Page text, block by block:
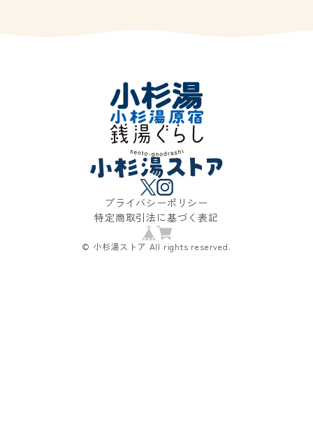
プライバシーポリシー
特定商取引法に基づく表記
© 小杉湯ストア All rights reserved.